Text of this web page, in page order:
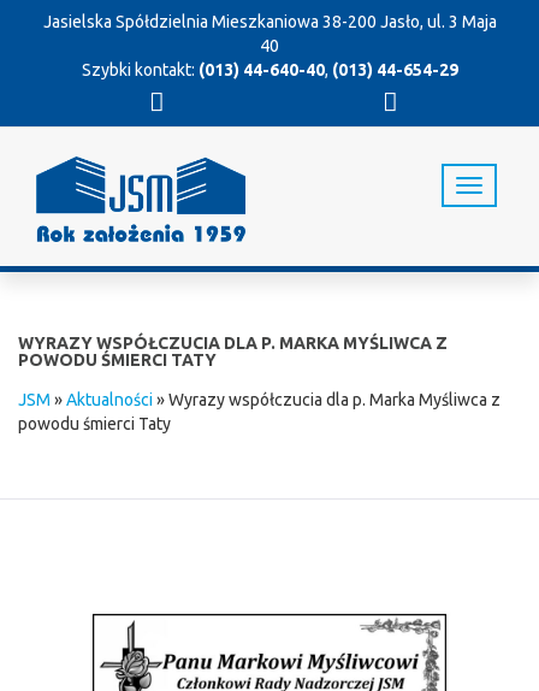
Jasielska Spółdzielnia Mieszkaniowa 38-200 Jasło, ul. 3 Maja
40
Szybki kontakt: (013) 44-640-40, (013) 44-654-29
T
o
i
i
WYRAZY WSPÓŁCZUCIA DLA P. MARKA MYŚLIWCA Z
POWODU ŚMIERCI TATY
JSM »Aktualności»Wyrazy współczucia dla p. Marka Myśliwca z
powodu śmierci Taty